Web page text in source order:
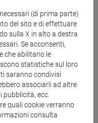
-
E
magistrale
ITALIANA -
(di prima parte)
del sito e di effettuare
sulla X in alto a destra
Se acconsenti,
che abilitano le
statistiche sul loro
saranno condivisi
associarli ad altre
pubblicità, ecc.
quali cookie verranno
consulta